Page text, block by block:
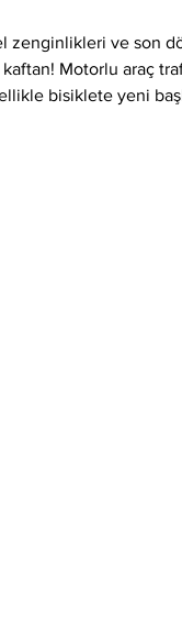
ve son
Motorlu araç
bisiklete yeni